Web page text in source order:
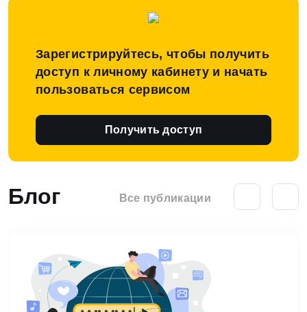
Зарегистрируйтесь, чтобы получить
доступ к личному кабинету и начать
пользоваться сервисом
Получить доступ
Блог Все публикации